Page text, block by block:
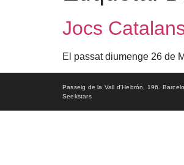
Jocs
El passat diumenge 26 de
Passeig de la Vall d'Hebrón, 196.
Seekstars